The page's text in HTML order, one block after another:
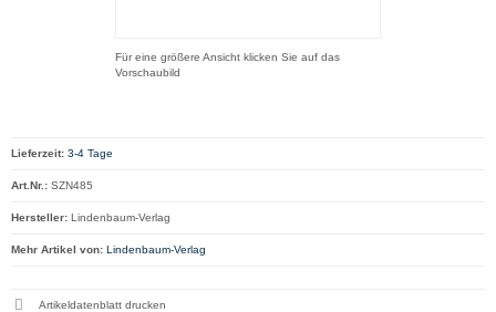
Für eine größere Ansicht klicken Sie auf das
Vorschaubild
Lieferzeit: 3-4 Tage
Art.Nr.: SZN485
Hersteller: Lindenbaum-Verlag
Mehr Artikel von: Lindenbaum-Verlag
Artikeldatenblatt drucken